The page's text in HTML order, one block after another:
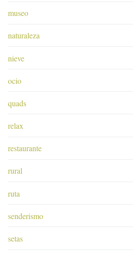
museo
naturaleza
nieve
ocio
quads
relax
restaurante
rural
ruta
senderismo
setas